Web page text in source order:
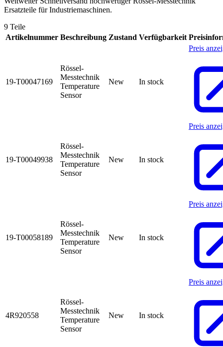
Ersatzteile für Industriemaschinen.
9 Teile
Artikelnummer Beschreibung Zustand Verfügbarkeit
19-T00047169
Rössel-
Messtechnik
Temperature
Sensor
New In stock
Preis
19-T00049938
Rössel-
Messtechnik
Temperature
Sensor
New In stock
Preis
19-T00058189
Rössel-
Messtechnik
Temperature
Sensor
New In stock
Preis
4R920558
Rössel-
Messtechnik
Temperature
Sensor
New In stock
Preis